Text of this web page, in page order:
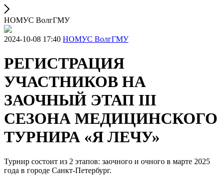
НОМУС ВолгГМУ
2024-10-08 17:40 НОМУС ВолгГМУ
РЕГИСТРАЦИЯ
УЧАСТНИКОВ НА
ЗАОЧНЫЙ ЭТАП III
СЕЗОНА МЕДИЦИНСКОГО
ТУРНИРА «Я ЛЕЧУ»
Турнир состоит из 2 этапов: заочного и очного в марте 2025
года в городе Санкт-Петербург.